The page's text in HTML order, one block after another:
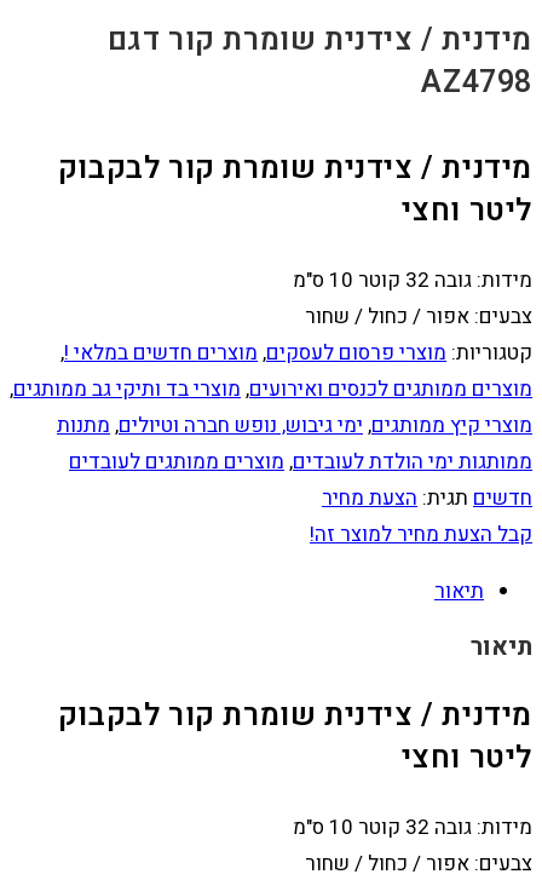
מידנית / צידנית שומרת קור דגם
AZ4798
מידנית / צידנית שומרת קור לבקבוק
ליטר וחצי
מידות: גובה 32 קוטר 10 ס"מ
צבעים: אפור / כחול / שחור
קטגוריות: מוצרי פרסום לעסקים, מוצרים חדשים במלאי !,
מוצרים ממותגים לכנסים ואירועים, מוצרי בד ותיקי גב ממותגים,
מוצרי קיץ ממותגים, ימי גיבוש, נופש חברה וטיולים, מתנות
ממותגות ימי הולדת לעובדים, מוצרים ממותגים לעובדים
חדשים תגית: הצעת מחיר
קבל הצעת מחיר למוצר זה!
תיאור
תיאור
מידנית / צידנית שומרת קור לבקבוק
ליטר וחצי
מידות: גובה 32 קוטר 10 ס"מ
צבעים: אפור / כחול / שחור